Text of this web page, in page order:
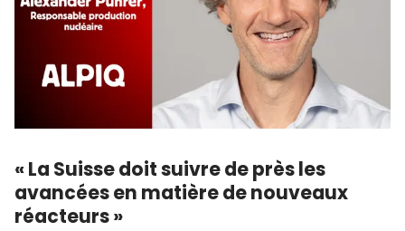
« La Suisse doit suivre de près les
avancées en matière de nouveaux
réacteurs »